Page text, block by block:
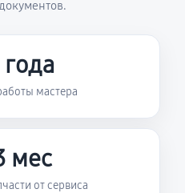
мастера
мес
от сервиса